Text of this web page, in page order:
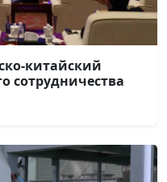
китайский
сотрудничества